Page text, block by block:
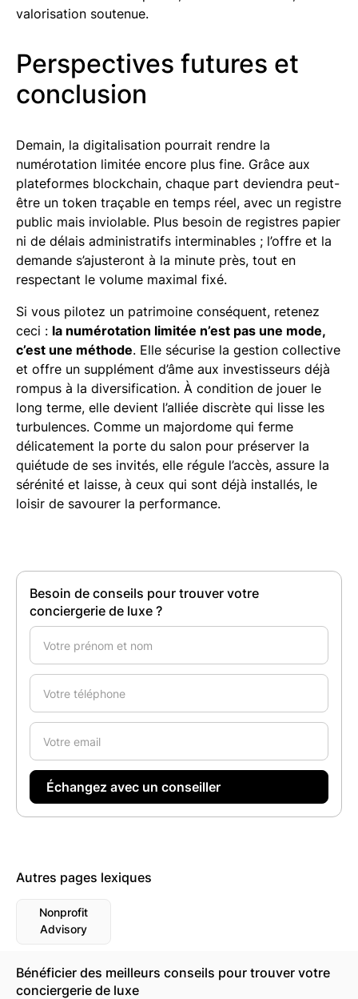
valorisation soutenue.
Perspectives futures et
conclusion
Demain, la digitalisation pourrait rendre la
numérotation limitée encore plus fine. Grâce aux
plateformes blockchain, chaque part deviendra peut-
être un token traçable en temps réel, avec un registre
public mais inviolable. Plus besoin de registres papier
ni de délais administratifs interminables ; l’offre et la
demande s’ajusteront à la minute près, tout en
respectant le volume maximal fixé.
Si vous pilotez un patrimoine conséquent, retenez
ceci : la numérotation limitée n’est pas une mode,
c’est une méthode. Elle sécurise la gestion collective
et offre un supplément d’âme aux investisseurs déjà
rompus à la diversification. À condition de jouer le
long terme, elle devient l’alliée discrète qui lisse les
turbulences. Comme un majordome qui ferme
délicatement la porte du salon pour préserver la
quiétude de ses invités, elle régule l’accès, assure la
sérénité et laisse, à ceux qui sont déjà installés, le
loisir de savourer la performance.
Besoin de conseils pour trouver votre
conciergerie de luxe ?
Autres pages lexiques
Nonprofit
Advisory
Bénéficier des meilleurs conseils pour trouver votre
conciergerie de luxe